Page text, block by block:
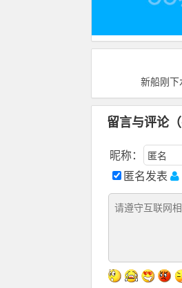
新船刚下
留言与评论
昵称：
匿名发表